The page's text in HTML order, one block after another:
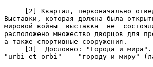
[2] Квартал, первоначально
Выставки, которая должна была
мировой войны  выставка  не
расположено множество дворцов для
а также спортивные сооружения.
[3]  Дословно: "Города и
"urbi et orbi" -- "городу и миру"